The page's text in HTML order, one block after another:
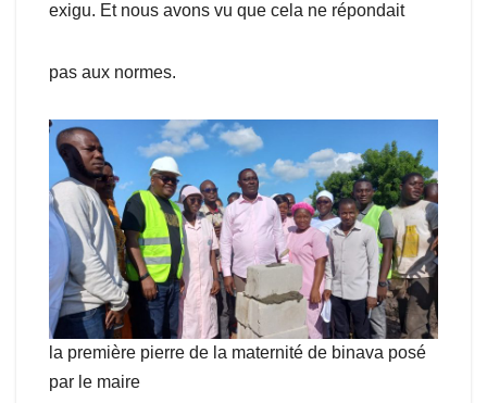
exigu. Et nous avons vu que cela ne répondait
pas aux normes.
la première pierre de la maternité de binava posé
par le maire